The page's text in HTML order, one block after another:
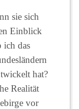
sie sich
Einblick
ich das
hat?
Realität
vor